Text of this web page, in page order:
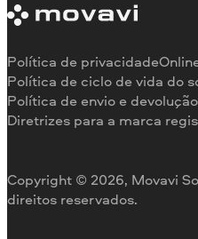
Limitações da versão
Reembolso
Testemunhos
Por que nos escolher
Para o trabalho
Copyright © 2026, Movavi
direitos reservados.
Política de privacidade
Política de ciclo de vida do
Política de envio e devolução
Diretrizes para a marca